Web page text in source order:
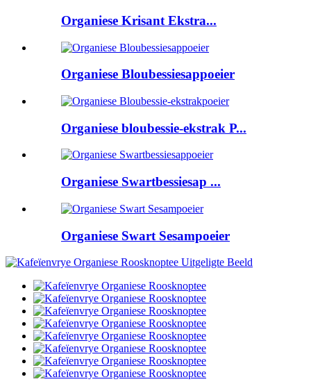
Organiese Krisant Ekstra...
Organiese Bloubessiesappoeier
Organiese bloubessie-ekstrak P...
Organiese Swartbessiesap ...
Organiese Swart Sesampoeier